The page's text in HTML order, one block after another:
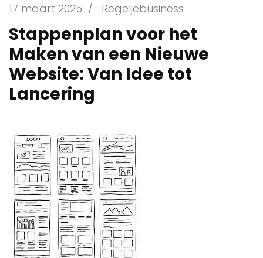
17 maart 2025 / Regeljebusiness
Stappenplan voor het
Maken van een Nieuwe
Website: Van Idee tot
Lancering